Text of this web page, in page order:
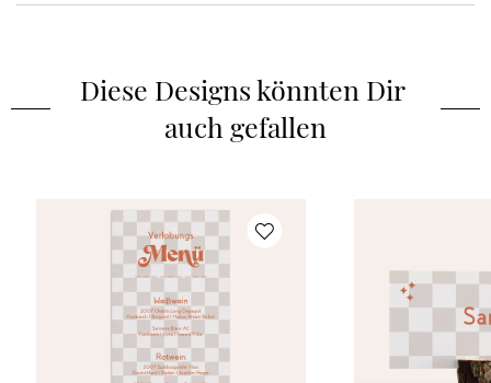
Diese Designs könnten Dir
auch gefallen